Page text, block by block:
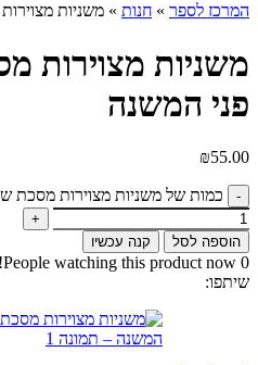
המרכז לספר » חנות » משניות
משניות מצוירות
פני המשנה
₪55.00
כמות של משניות מצוירות מסכת
הוספה לסל קנה עכשיו
0
People watching this product now!
שיתפו: